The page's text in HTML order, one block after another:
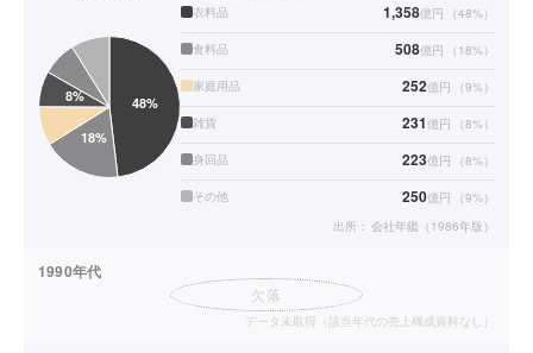
衣料品
1,358億円 （48%）
食料品 508億円 （ 18%）
家庭用品 252億円 （9%）
雑貨 231億円 （8%）
身回品 223億円 （8%）
その他 250億円 （9%）
出所： 会社年鑑（1986年版）
1990年代
欠落
データ未取得（該当年代の売上構成資料なし）